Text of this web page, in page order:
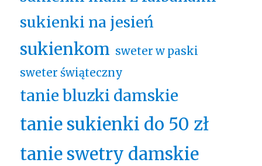
sukienki na jesień
sukienkom sweter w paski
sweter świąteczny
tanie bluzki damskie
tanie sukienki do 50 zł
tanie swetry damskie